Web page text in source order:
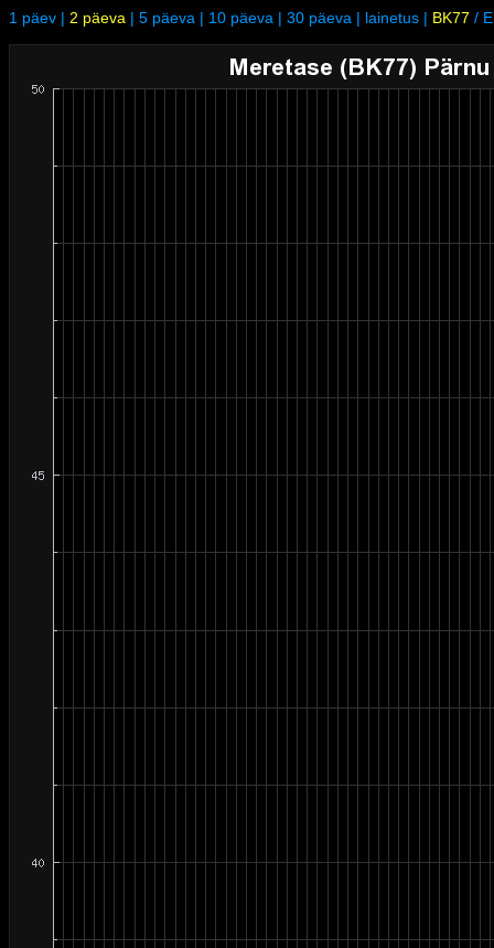
1 päev | 2 päeva | 5 päeva | 10 päeva | 30 päeva | lainetus | BK77 /